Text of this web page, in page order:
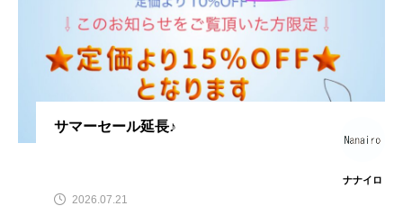
サマーセール延長♪
ナナイロ
2026.07.21